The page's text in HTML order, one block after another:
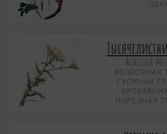
Achillea
ВОЛОСЯНАЯ
ГУСИНАЯ
ПОРЕЗНАЯ